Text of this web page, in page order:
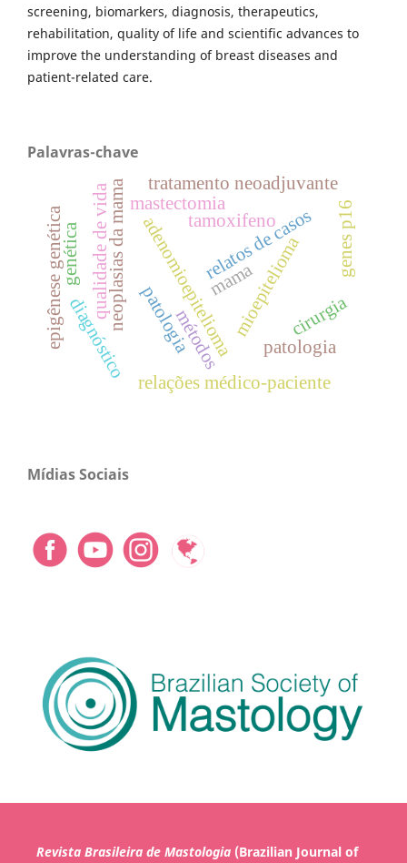
screening, biomarkers, diagnosis, therapeutics,
rehabilitation, quality of life and scientific advances to
improve the understanding of breast diseases and
patient-related care.
Palavras-chave
adenomioepiteliomamioepitelioma
relatos de casos
neoplasias da mama
patologia
métodos
patologia
qualidade de vida mastectomia
mama
tamoxifeno
diagnóstico
relações médico-paciente
tratamento neoadjuvante
genes p16
genética
epigênese genética cirurgia
Mídias Sociais
Revista Brasileira de Mastologia(Brazilian Journal of